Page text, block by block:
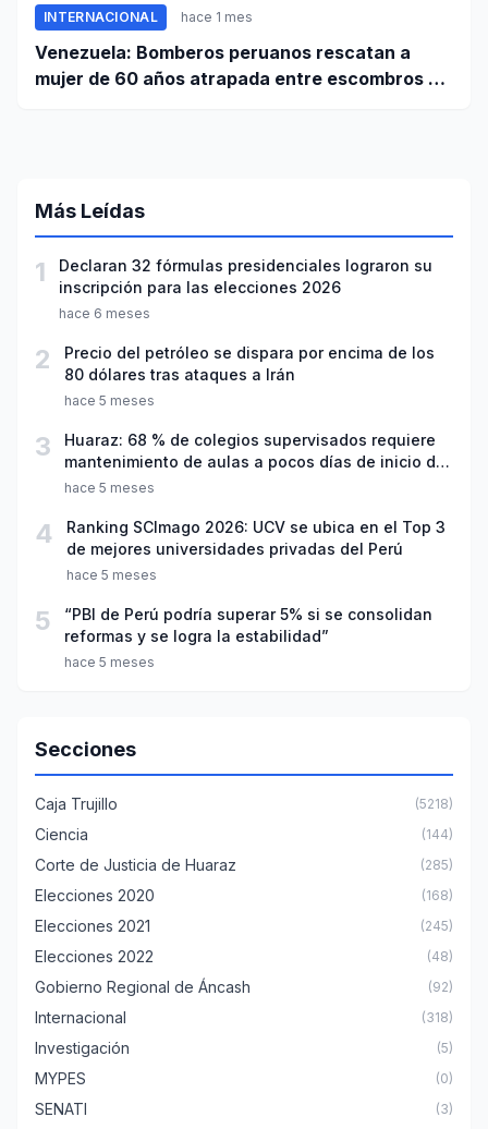
INTERNACIONAL hace 1 mes
Venezuela: Bomberos peruanos rescatan a
mujer de 60 años atrapada entre escombros de
Más Leídas
1
Declaran 32 fórmulas presidenciales lograron su
inscripción para las elecciones 2026
hace 6 meses
2
Precio del petróleo se dispara por encima de los
80 dólares tras ataques a Irán
hace 5 meses
3
Huaraz: 68 % de colegios supervisados requiere
mantenimiento de aulas a pocos días de inicio del
año escolar 2026
hace 5 meses
4
Ranking SCImago 2026: UCV se ubica en el Top 3
de mejores universidades privadas del Perú
hace 5 meses
5
“PBI de Perú podría superar 5% si se consolidan
reformas y se logra la estabilidad”
hace 5 meses
Secciones
Caja Trujillo (5218)
Ciencia (144)
Corte de Justicia de Huaraz (285)
Elecciones 2020 (168)
Elecciones 2021 (245)
Elecciones 2022 (48)
Gobierno Regional de Áncash (92)
Internacional (318)
Investigación (5)
MYPES (0)
SENATI (3)